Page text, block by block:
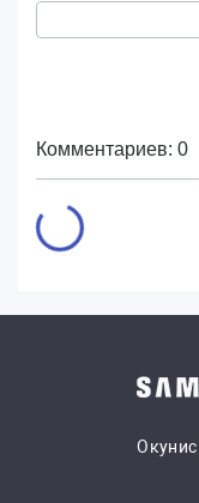
Комментариев: 0